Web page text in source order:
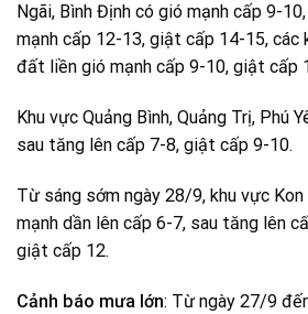
Ngãi, Bình Định có gió mạnh cấp 9-
mạnh cấp 12-13, giật cấp 14-15, các
đất liền gió mạnh cấp 9-10, giật cấp
Khu vực Quảng Bình, Quảng Trị, Phú
sau tăng lên cấp 7-8, giật cấp 9-10.
Từ sáng sớm ngày 28/9, khu vực Kon
mạnh dần lên cấp 6-7, sau tăng lên
giật cấp 12.
Cảnh báo mưa lớn: Từ ngày 27/9